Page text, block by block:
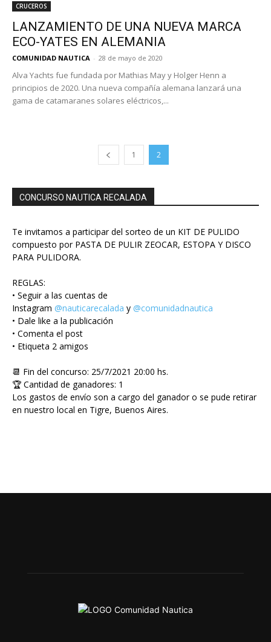
CRUCEROS
LANZAMIENTO DE UNA NUEVA MARCA
ECO-YATES EN ALEMANIA
COMUNIDAD NAUTICA - 28 de mayo de 2020
Alva Yachts fue fundada por Mathias May y Holger Henn a
principios de 2020. Una nueva compañía alemana lanzará una
gama de catamaranes solares eléctricos,...
1 2
CONCURSO NAUTICA RECALADA
Te invitamos a participar del sorteo de un KIT DE PULIDO
compuesto por PASTA DE PULIR ZEOCAR, ESTOPA Y DISCO
PARA PULIDORA.
REGLAS:
• Seguir a las cuentas de
Instagram @nauticarecalada y @comunidadnautica
• Dale like a la publicación
• Comenta el post
• Etiqueta 2 amigos
📆 Fin del concurso: 25/7/2021 20:00 hs.
🏆 Cantidad de ganadores: 1
Los gastos de envío son a cargo del ganador o se pude retirar
en nuestro local en Tigre, Buenos Aires.